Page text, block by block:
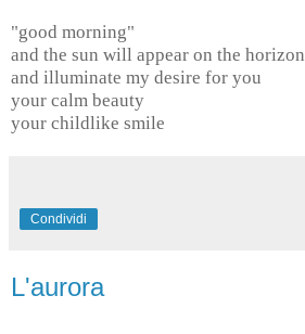
"good morning"
and the sun will appear on the horizon
and illuminate my desire for you
your calm beauty
your childlike smile
Condividi
L'aurora